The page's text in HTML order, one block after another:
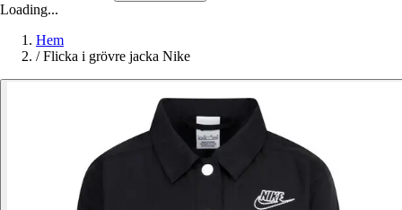
Loading...
Hem
/ Flicka i grövre jacka Nike